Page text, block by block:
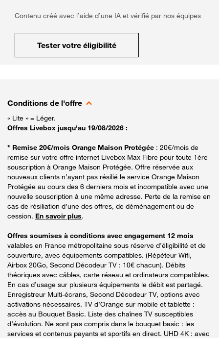
Contenu créé avec l’aide d’une IA et vérifié par nos équipes
Tester votre éligibilité
Conditions de l'offre
« Lite » = Léger.
Offres Livebox jusqu'au 19/08/2026 :
* Remise 20€/mois Orange Maison Protégée : 20€/mois de
remise sur votre offre internet Livebox Max Fibre pour toute 1ère
souscription à Orange Maison Protégée. Offre réservée aux
nouveaux clients n’ayant pas résilié le service Orange Maison
Protégée au cours des 6 derniers mois et incompatible avec une
nouvelle souscription à une même adresse. Perte de la remise en
cas de résiliation d’une des offres, de déménagement ou de
cession. En savoir plus.
Offres soumises à conditions avec engagement 12 mois
valables en France métropolitaine sous réserve d’éligibilité et de
couverture, avec équipements compatibles. (Répéteur Wifi,
Airbox 20Go, Second Décodeur TV : 10€ chacun). Débits
théoriques avec câbles, carte réseau et ordinateurs compatibles.
En cas d’usage sur plusieurs équipements le débit est partagé.
Enregistreur Multi-écrans, Second Décodeur TV, options avec
activations nécessaires. TV d’Orange sur mobile et tablette :
accès au Bouquet Basic. Liste des chaînes TV susceptibles
d’évolution. Ne sont pas compris dans le bouquet basic : les
services et contenus payants et sportifs en direct. UHD 4K : avec